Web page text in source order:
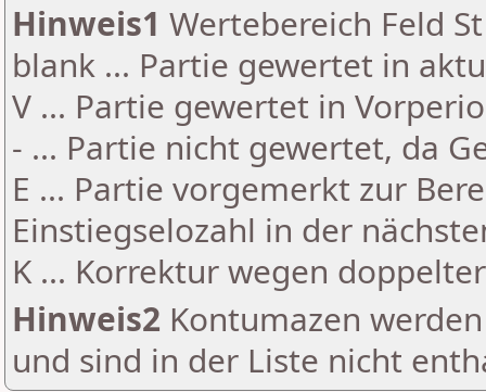
Hinweis1 Wertebereich Feld
blank ... Partie gewertet in
V ... Partie gewertet in
- ... Partie nicht gewertet, da
E ... Partie vorgemerkt zur
Einstiegselozahl in der
K ... Korrektur wegen
Hinweis2 Kontumazen
und sind in der Liste nicht